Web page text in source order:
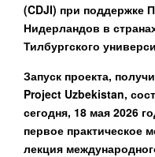
(CDJI) при поддержке
Нидерландов в
Тилбургского
Запуск проекта,
Project Uzbekistan,
сегодня, 18 мая 2026
первое практическое
лекция